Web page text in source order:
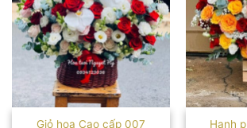
Giỏ hoa Cao cấp 007 Hạnh